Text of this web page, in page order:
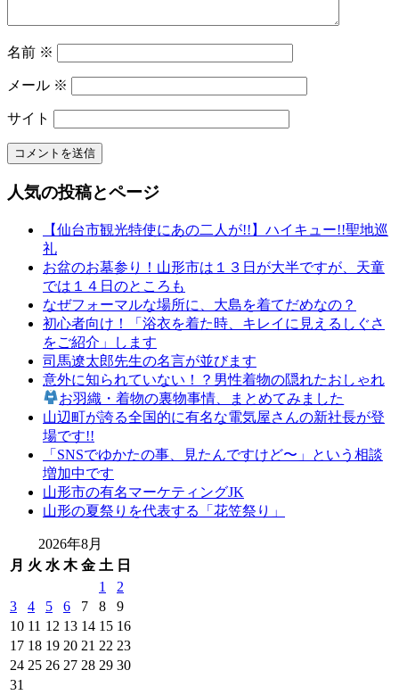
名前 ※
メール ※
サイト
人気の投稿とページ
【仙台市観光特使にあの二人が!!】ハイキュー!!聖地巡
礼
お盆のお墓参り！山形市は１３日が大半ですが、天童
では１４日のところも
なぜフォーマルな場所に、大島を着てだめなの？
初心者向け！「浴衣を着た時、キレイに見えるしぐさ
をご紹介」します
司馬遼太郎先生の名言が並びます
意外に知られていない！？男性着物の隠れたおしゃれ
お羽織・着物の裏物事情、まとめてみました
山辺町が誇る全国的に有名な電気屋さんの新社長が登
場です!!
「SNSでゆかたの事、見たんですけど〜」という相談
増加中です
山形市の有名マーケティングJK
山形の夏祭りを代表する「花笠祭り」
2026年8月
月 火 水 木 金 土 日
1
2
3
4 5 6 7 8
9
10 11 12 13 14 15 16
17 18 19 20 21 22 23
24 25 26 27 28 29 30
31